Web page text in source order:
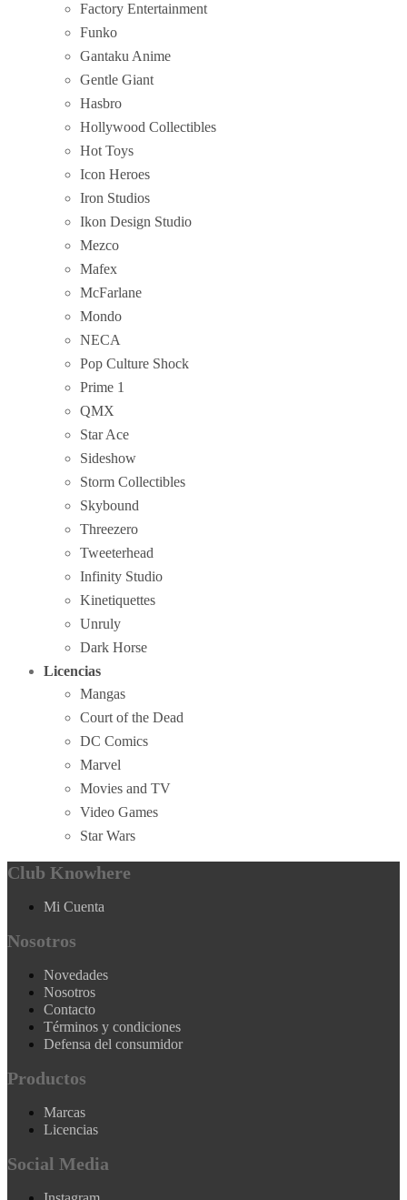
Factory Entertainment
Funko
Gantaku Anime
Gentle Giant
Hasbro
Hollywood Collectibles
Hot Toys
Icon Heroes
Iron Studios
Ikon Design Studio
Mezco
Mafex
McFarlane
Mondo
NECA
Pop Culture Shock
Prime 1
QMX
Star Ace
Sideshow
Storm Collectibles
Skybound
Threezero
Tweeterhead
Infinity Studio
Kinetiquettes
Unruly
Dark Horse
Licencias
Mangas
Court of the Dead
DC Comics
Marvel
Movies and TV
Video Games
Star Wars
Club Knowhere
Mi Cuenta
Nosotros
Novedades
Nosotros
Contacto
Términos y condiciones
Defensa del consumidor
Productos
Marcas
Licencias
Social Media